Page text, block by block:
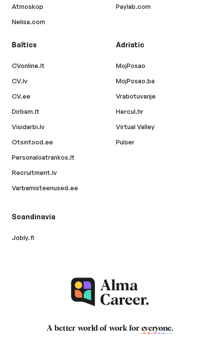
Atmoskop
Nelisa.com
Paylab.com
Baltics
CVonline.lt
CV.lv
CV.ee
Dirbam.lt
Visidarbi.lv
Otsintood.ee
Personaloatrankos.lt
Recruitment.lv
Varbamisteenused.ee
Adriatic
MojPosao
MojPosao.ba
Vrabotuvanje
Hercul.hr
Virtual Valley
Pulser
Scandinavia
Jobly.fi
A better world of work for everyone.